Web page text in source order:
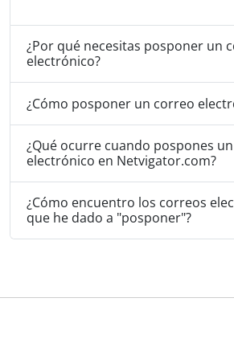
¿Por qué necesitas posponer un
electrónico?
¿Cómo posponer un correo
¿Qué ocurre cuando pospones
electrónico en Netvigator.com?
¿Cómo encuentro los correos
que he dado a "posponer"?